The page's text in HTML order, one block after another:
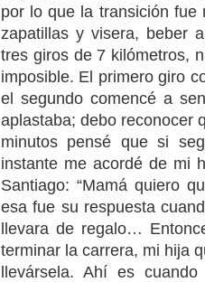
por lo que la transición
zapatillas y visera, beber
tres giros de 7 kilómetros,
imposible. El primero giro
el segundo comencé a
aplastaba; debo reconocer
minutos pensé que si
instante me acordé de mi
Santiago: “Mamá quiero
esa fue su respuesta
llevara de regalo…
terminar la carrera, mi hija
llevársela. Ahí es